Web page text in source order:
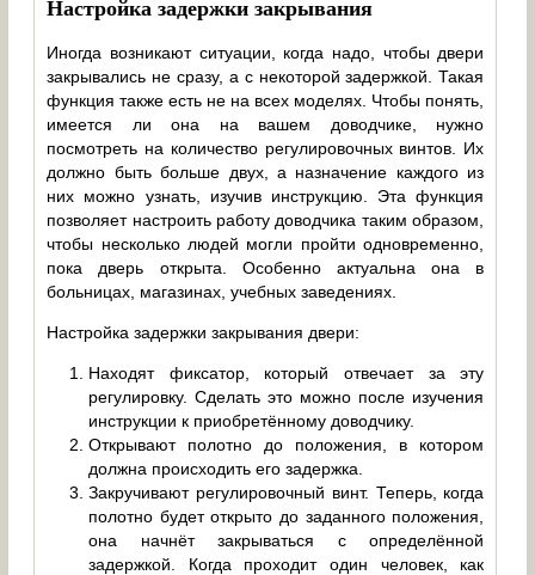
Настройка задержки закрывания
Иногда возникают ситуации, когда надо, чтобы двери
закрывались не сразу, а с некоторой задержкой. Такая
функция также есть не на всех моделях. Чтобы понять,
имеется ли она на вашем доводчике, нужно
посмотреть на количество регулировочных винтов. Их
должно быть больше двух, а назначение каждого из
них можно узнать, изучив инструкцию. Эта функция
позволяет настроить работу доводчика таким образом,
чтобы несколько людей могли пройти одновременно,
пока дверь открыта. Особенно актуальна она в
больницах, магазинах, учебных заведениях.
Настройка задержки закрывания двери:
Находят фиксатор, который отвечает за эту
регулировку. Сделать это можно после изучения
инструкции к приобретённому доводчику.
Открывают полотно до положения, в котором
должна происходить его задержка.
Закручивают регулировочный винт. Теперь, когда
полотно будет открыто до заданного положения,
она начнёт закрываться с определённой
задержкой. Когда проходит один человек, как